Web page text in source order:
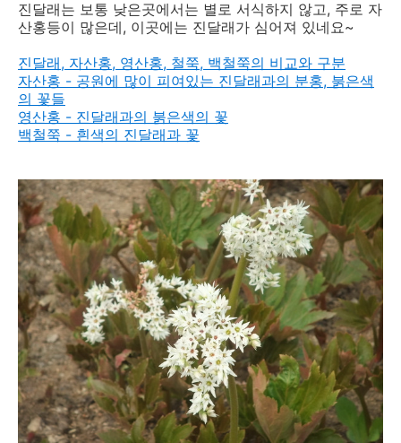
진달래는 보통 낮은곳에서는 별로 서식하지 않고, 주로 자
산홍등이 많은데, 이곳에는 진달래가 심어져 있네요~
진달래, 자산홍, 영산홍, 철쭉, 백철쭉의 비교와 구분
자산홍 - 공원에 많이 피여있는 진달래과의 분홍, 붉은색
의 꽃들
영산홍 - 진달래과의 붉은색의 꽃
백철쭉 - 흰색의 진달래과 꽃